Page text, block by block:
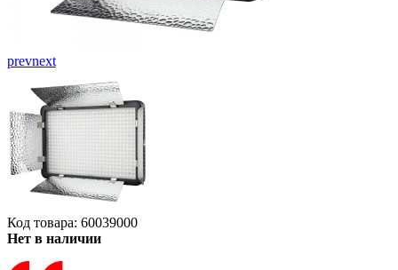
prevnext
Код товара: 60039000
Нет в наличии